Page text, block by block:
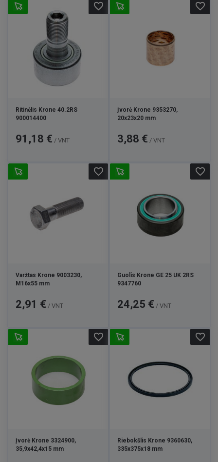
Ritinėlis Krone 40.2RS
900014400
Kaina
91,18 € / VNT
favorite_border
Įvorė Krone 9353270,
20x23x20 mm
Kaina
3,88 € / VNT
favorite_border
Varžtas Krone 9003230,
M16x55 mm
Kaina
2,91 € / VNT
favorite_border
Guolis Krone GE 25 UK 2RS
9347760
Kaina
24,25 € / VNT
favorite_border
Įvorė Krone 3324900,
35,9x42,4x15 mm
favorite_border
Riebokšlis Krone 9360630,
335x375x18 mm
favorite_border